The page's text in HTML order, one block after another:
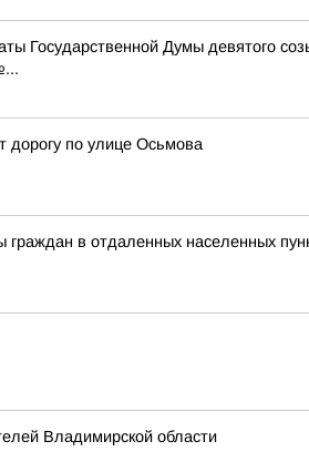
Государственной Думы девятого
дорогу по улице Осьмова
в отдаленных населенных
Владимирской области